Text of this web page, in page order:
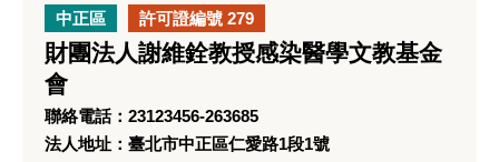
中正區 許可證編號 279
財團法人謝維銓教授感染醫學文教基金
會
聯絡電話：23123456-263685
法人地址：臺北市中正區仁愛路1段1號